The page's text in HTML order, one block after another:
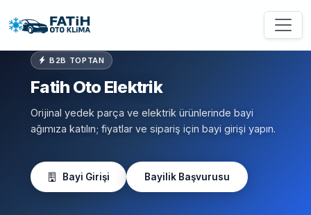
B2B TOPTAN
Fatih Oto Elektrik
Orijinal yedek parça ve elektrik ürünlerinde bayi
ağımıza katılın; fiyatlar ve sipariş için bayi girişi yapın.
Bayi Girişi Bayilik Başvurusu